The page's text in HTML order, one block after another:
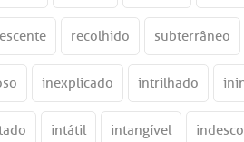
recolhido subterrâneo
inexplicado intrilhado
intátil intangível